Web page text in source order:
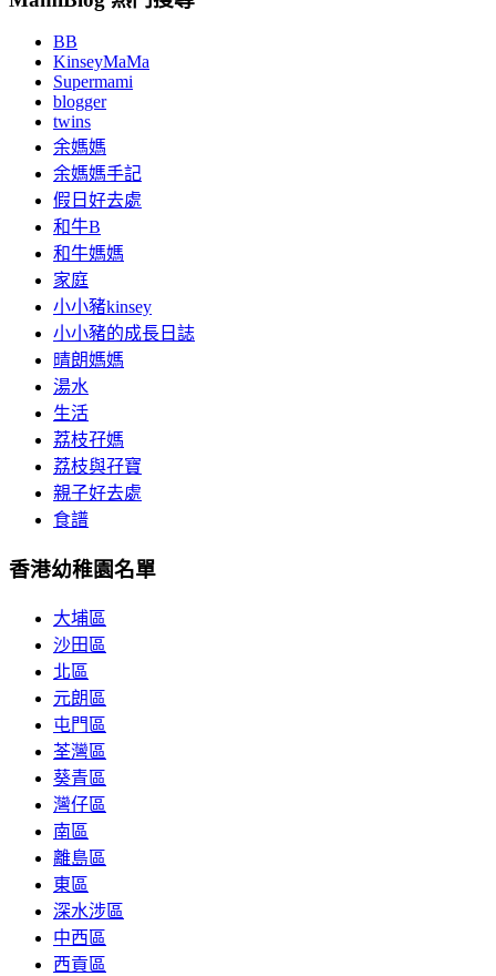
BB
KinseyMaMa
Supermami
blogger
twins
余媽媽
余媽媽手記
假日好去處
和牛B
和牛媽媽
家庭
小小豬kinsey
小小豬的成長日誌
晴朗媽媽
湯水
生活
荔枝孖媽
荔枝與孖寶
親子好去處
食譜
香港幼稚園名單
大埔區
沙田區
北區
元朗區
屯門區
荃灣區
葵青區
灣仔區
南區
離島區
東區
深水涉區
中西區
西貢區